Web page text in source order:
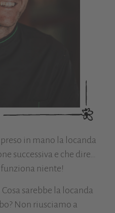
in mano la locanda
successiva e che dire…
niente!
sarebbe la locanda
Non riusciamo a